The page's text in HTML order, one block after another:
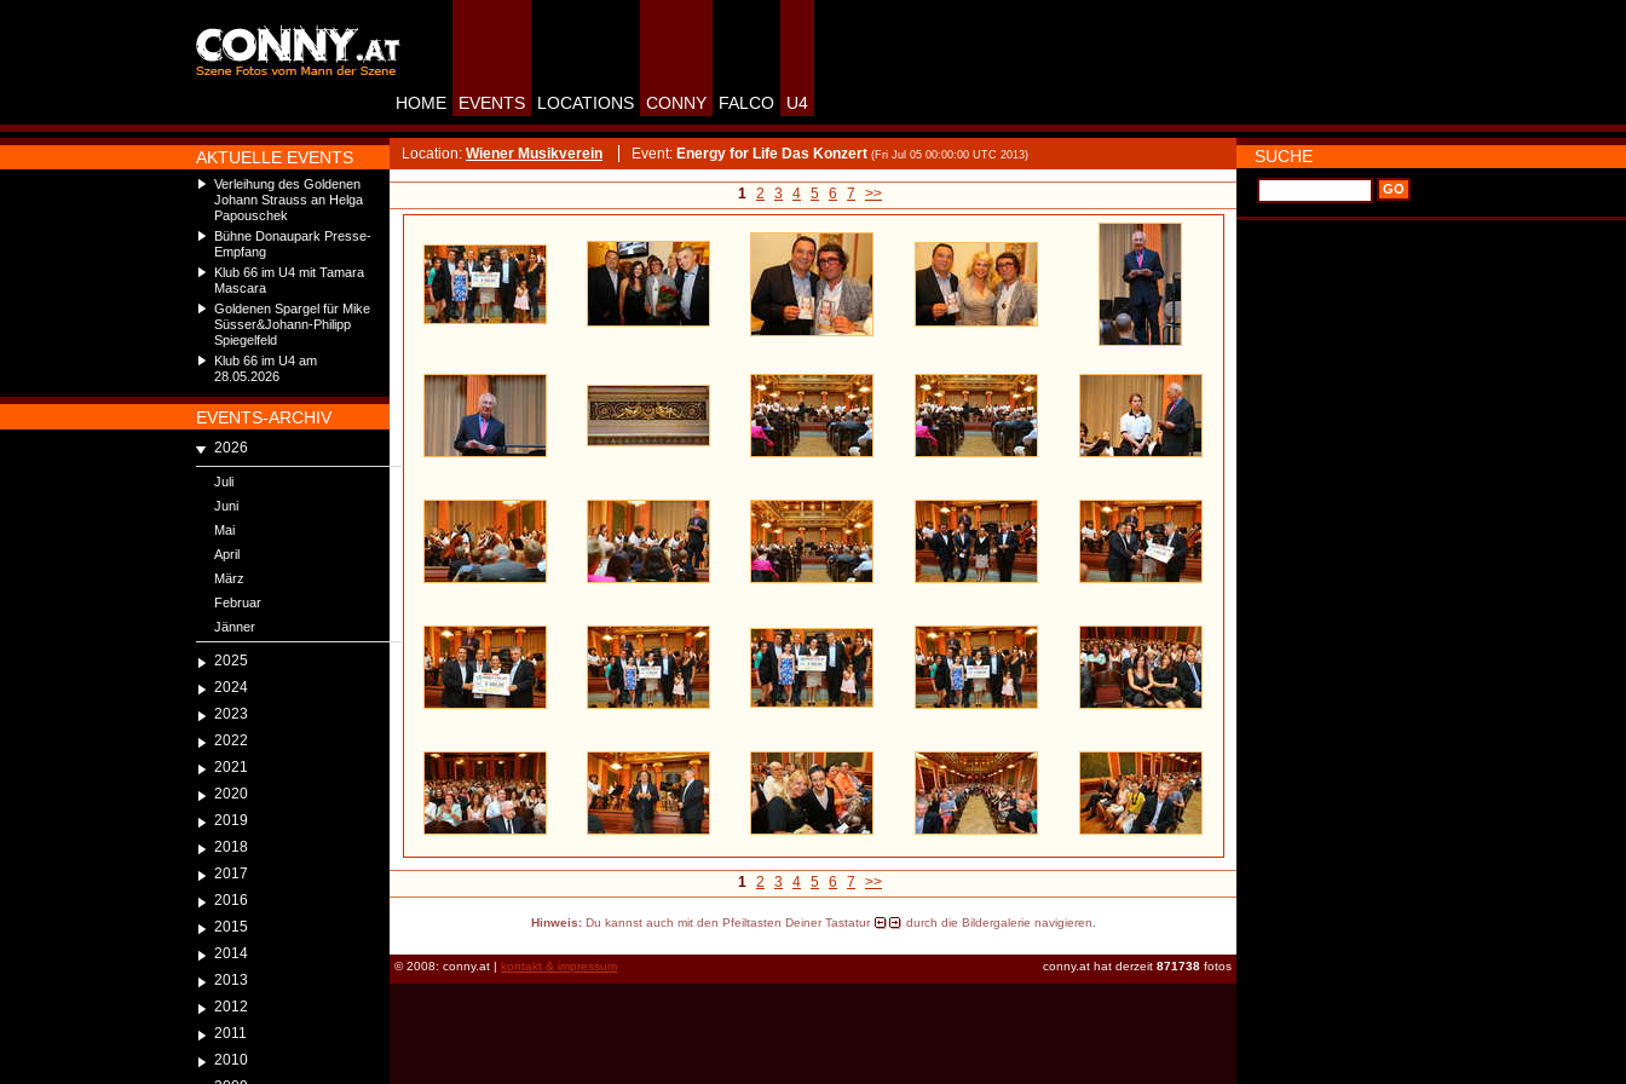
AKTUELLE EVENTS
Verleihung des Goldenen
Johann Strauss an Helga
Papouschek
Bühne Donaupark Presse-
Empfang
Klub 66 im U4 mit Tamara
Mascara
Goldenen Spargel für Mike
Süsser&Johann-Philipp
Spiegelfeld
Klub 66 im U4 am
28.05.2026
EVENTS-ARCHIV
2026
Juli
Juni
Mai
April
März
Februar
Jänner
2025
2024
2023
2022
2021
2020
2019
2018
2017
2016
2015
2014
2013
2012
2011
2010
HOME EVENTS LOCATIONS CONNY FALCO U4
Location: Wiener Musikverein Event: Energy for Life Das Konzert (Fri Jul 05 00:00:00 UTC 2013)
1 2 3 4 5 6 7 >>
1 2 3 4 5 6 7 >>
Hinweis:Du kannst auch mit den Pfeiltasten Deiner Tastatur durch die Bildergalerie navigieren.
conny.at hat derzeit 871738 fotos
© 2008: conny.at | kontakt & impressum
SUCHE